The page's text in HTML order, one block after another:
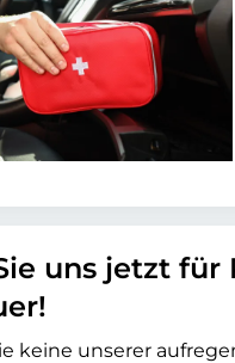
uns jetzt für
keine unserer